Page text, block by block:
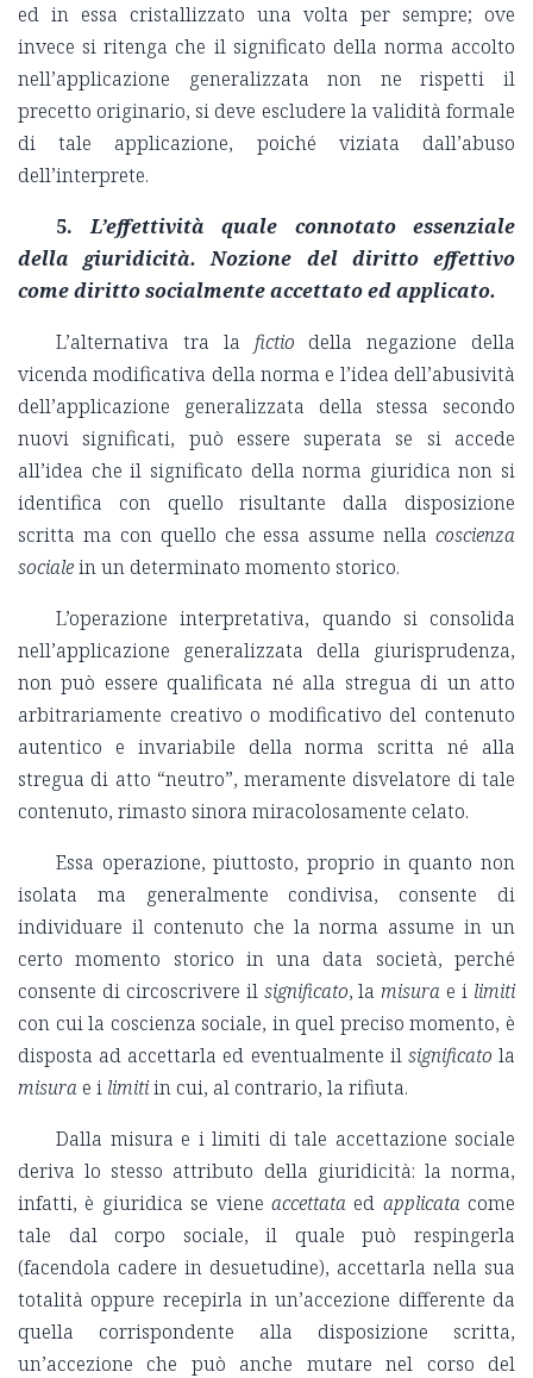
ed in essa cristallizzato una volta per sempre; ove
invece si ritenga che il significato della norma accolto
nell’applicazione generalizzata non ne rispetti il
precetto originario, si deve escludere la validità formale
di tale applicazione, poiché viziata dall’abuso
dell’interprete.
5.L’effettività quale connotato essenziale
della giuridicità. Nozione del diritto effettivo
come diritto socialmente accettato ed applicato.
L’alternativa tra la fictio della negazione della
vicenda modificativa della norma e l’idea dell’abusività
dell’applicazione generalizzata della stessa secondo
nuovi significati, può essere superata se si accede
all’idea che il significato della norma giuridica non si
identifica con quello risultante dalla disposizione
scritta ma con quello che essa assume nella coscienza
socialein un determinato momento storico.
L’operazione interpretativa, quando si consolida
nell’applicazione generalizzata della giurisprudenza,
non può essere qualificata né alla stregua di un atto
arbitrariamente creativo o modificativo del contenuto
autentico e invariabile della norma scritta né alla
stregua di atto “neutro”, meramente disvelatore di tale
contenuto, rimasto sinora miracolosamente celato.
Essa operazione, piuttosto, proprio in quanto non
isolata ma generalmente condivisa, consente di
individuare il contenuto che la norma assume in un
certo momento storico in una data società, perché
consente di circoscrivere il significato, lamisura e i limiti
con cui la coscienza sociale, in quel preciso momento, è
disposta ad accettarla ed eventualmente il significato la
misura e i limitiin cui, al contrario, la rifiuta.
Dalla misura e i limiti di tale accettazione sociale
deriva lo stesso attributo della giuridicità: la norma,
infatti, è giuridica se viene accettataed applicata come
tale dal corpo sociale, il quale può respingerla
(facendola cadere in desuetudine), accettarla nella sua
totalità oppure recepirla in un’accezione differente da
quella corrispondente alla disposizione scritta,
un’accezione che può anche mutare nel corso del